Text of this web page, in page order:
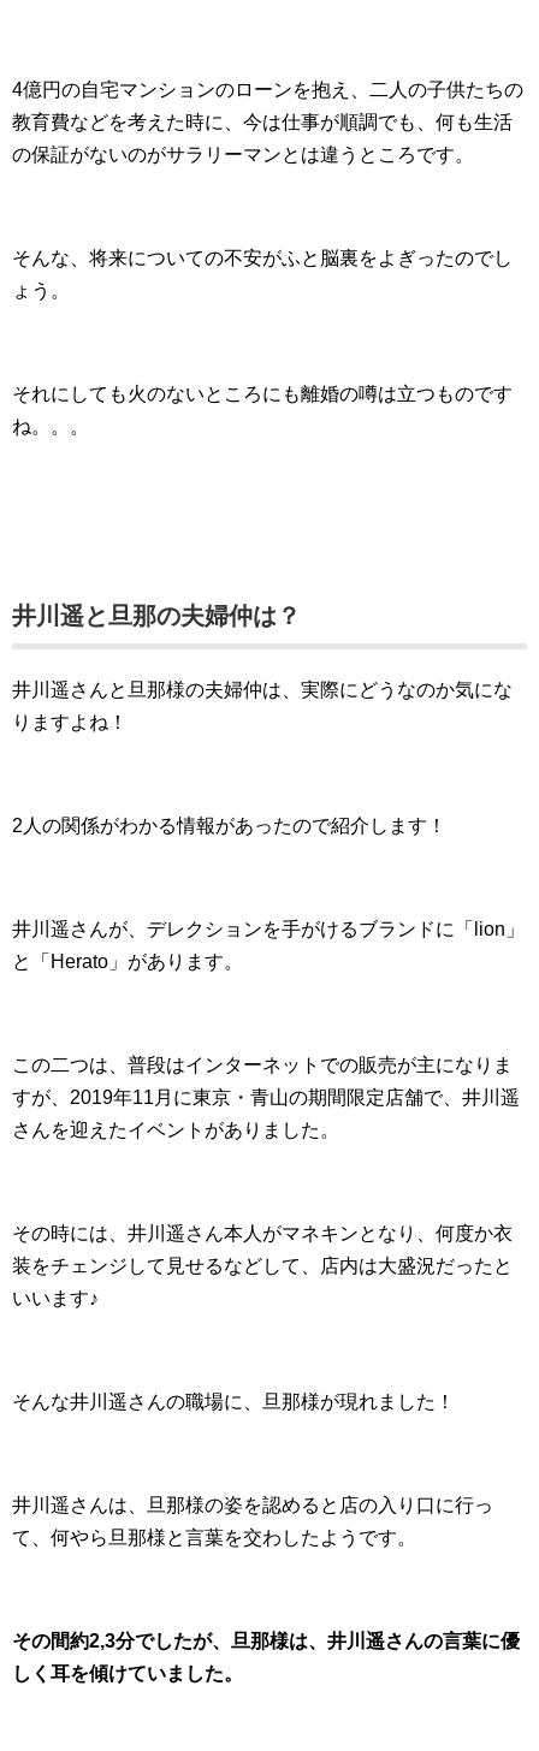
4億円の自宅マンションのローンを抱え、二人の子供たちの
教育費などを考えた時に、今は仕事が順調でも、何も生活
の保証がないのがサラリーマンとは違うところです。
そんな、将来についての不安がふと脳裏をよぎったのでし
ょう。
それにしても火のないところにも離婚の噂は立つものです
ね。。。
井川遥と旦那の夫婦仲は？
井川遥さんと旦那様の夫婦仲は、実際にどうなのか気にな
りますよね！
2人の関係がわかる情報があったので紹介します！
井川遥さんが、デレクションを手がけるブランドに「lion」
と「Herato」があります。
この二つは、普段はインターネットでの販売が主になりま
すが、2019年11月に東京・青山の期間限定店舗で、井川遥
さんを迎えたイベントがありました。
その時には、井川遥さん本人がマネキンとなり、何度か衣
装をチェンジして見せるなどして、店内は大盛況だったと
いいます♪
そんな井川遥さんの職場に、旦那様が現れました！
井川遥さんは、旦那様の姿を認めると店の入り口に行っ
て、何やら旦那様と言葉を交わしたようです。
その間約2,3分でしたが、旦那様は、井川遥さんの言葉に優
しく耳を傾けていました。